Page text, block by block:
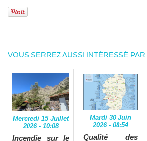
VOUS SERREZ AUSSI INTÉRESSÉ PAR
Mercredi 15 Juillet
2026 - 10:08
Incendie sur le
Mardi 30 Juin
2026 - 08:54
Qualité des